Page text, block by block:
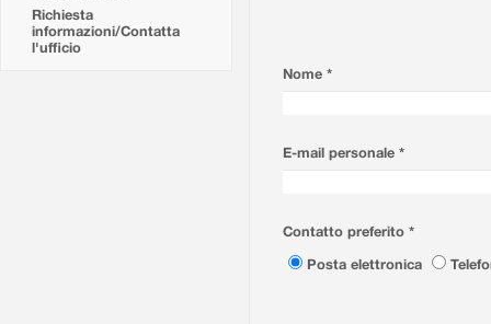
Richiesta
informazioni/Contatta
l'ufficio
Nome *
E-mail personale *
Contatto preferito *
Posta elettronica